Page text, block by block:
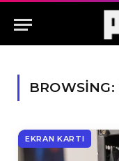
BROWSING:
EKRAN KARTI